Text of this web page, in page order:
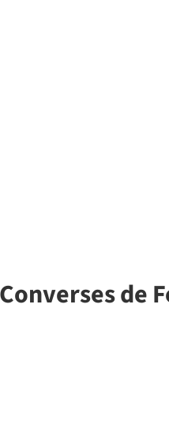
de